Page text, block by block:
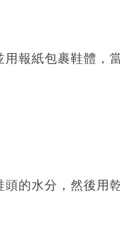
報紙包裹鞋體，
的水分，然後用